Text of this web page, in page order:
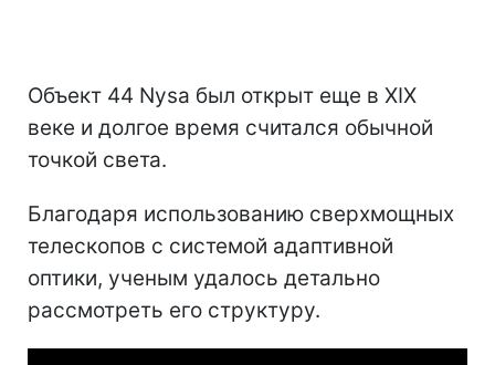
Объект 44 Nysa был открыт еще в XIX
веке и долгое время считался обычной
точкой света.
Благодаря использованию сверхмощных
телескопов с системой адаптивной
оптики, ученым удалось детально
рассмотреть его структуру.